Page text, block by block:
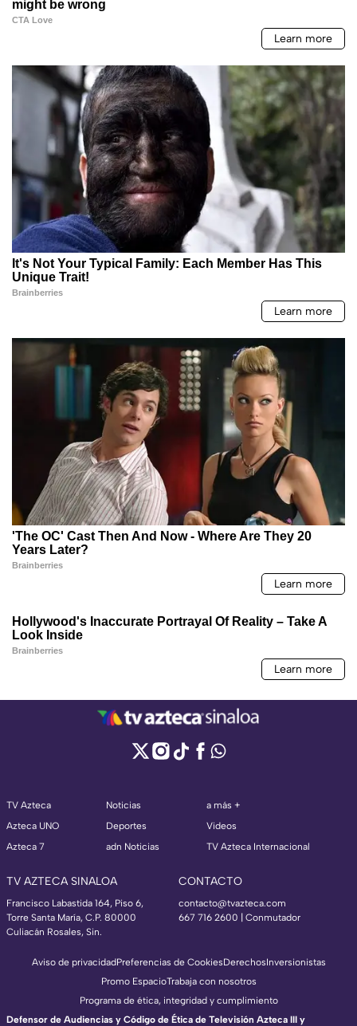
TV Azteca
Azteca UNO
Azteca 7
Noticias
Deportes
adn Noticias
a más +
Videos
TV Azteca Internacional
TV AZTECA SINALOA
Francisco Labastida 164, Piso 6,
Torre Santa María, C.P. 80000
Culiacán Rosales, Sin.
CONTACTO
contacto@tvazteca.com
667 716 2600 | Conmutador
Aviso de privacidadPreferencias de CookiesDerechosInversionistas
Promo EspacioTrabaja con nosotros
Programa de ética, integridad y cumplimiento
Defensor de Audiencias y Código de Ética de Televisión Azteca III y